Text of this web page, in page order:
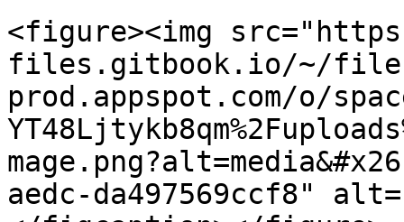
<figure><img
files.gitbook.io/~/
prod.appspot.com/o/
aedc-da497569ccf8"